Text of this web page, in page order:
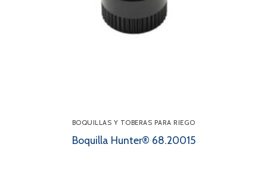
BOQUILLAS Y TOBERAS PARA RIEGO
Boquilla Hunter® 68.20015